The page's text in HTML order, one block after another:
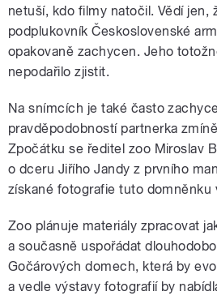
netuší, kdo filmy natočil. Vědí jen,
podplukovník Československé
opakovaně zachycen. Jeho
nepodařilo zjistit.
Na snímcích je také často
pravděpodobností partnerka
Zpočátku se ředitel zoo Miroslav
o dceru Jiřího Jandy z prvního
získané fotografie tuto domněnku
Zoo plánuje materiály zpracovat
a současně uspořádat
Gočárových domech, která by
a vedle výstavy fotografií by